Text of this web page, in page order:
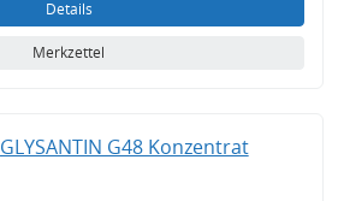
Details
Merkzettel
GLYSANTIN G48 Konzentrat